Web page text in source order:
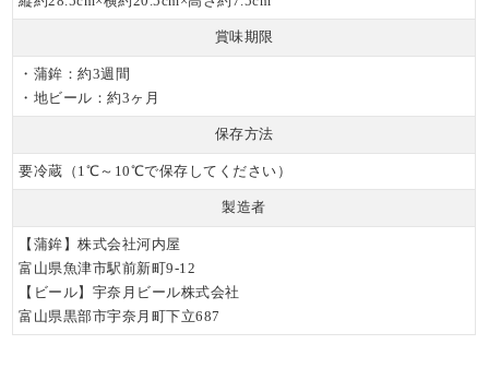
賞味期限
・蒲鉾：約3週間
・地ビール：約3ヶ月
保存方法
要冷蔵（1℃～10℃で保存してください）
製造者
【蒲鉾】株式会社河内屋
富山県魚津市駅前新町9-12
【ビール】宇奈月ビール株式会社
富山県黒部市宇奈月町下立687